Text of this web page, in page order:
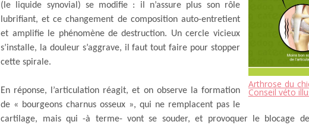
Arthrose du
Conseil véto
(le liquide synovial) se modifie : il n’assure plus son rôle
lubrifiant, et ce changement de composition auto-entretient
et amplifie le phénomène de destruction. Un cercle vicieux
s’installe, la douleur s’aggrave, il faut tout faire pour stopper
cette spirale.
En réponse, l’articulation réagit, et on observe la formation
de « bourgeons charnus osseux », qui ne remplacent pas le
cartilage, mais qui -à terme- vont se souder, et provoquer le blocage